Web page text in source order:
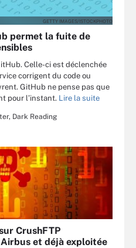
GETTY IMAGES/ISTOCKPHOTO
permet la fuite de
Celle-ci est déclenchée
corrigent du code ou
GitHub ne pense pas que
pour l’instant. Lire la suite
Dark Reading
CrushFTP
et déjà exploitée